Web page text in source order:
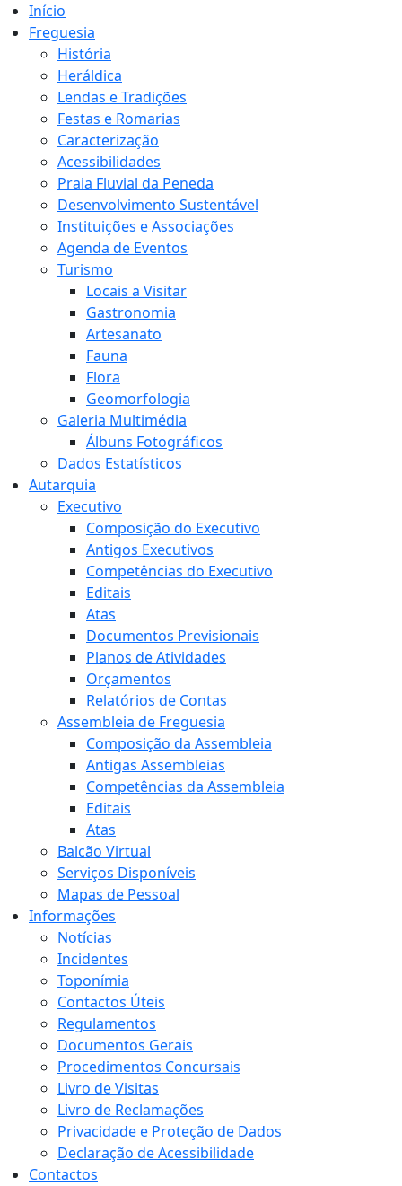
Início
Freguesia
História
Heráldica
Lendas e Tradições
Festas e Romarias
Caracterização
Acessibilidades
Praia Fluvial da Peneda
Desenvolvimento Sustentável
Instituições e Associações
Agenda de Eventos
Turismo
Locais a Visitar
Gastronomia
Artesanato
Fauna
Flora
Geomorfologia
Galeria Multimédia
Álbuns Fotográficos
Dados Estatísticos
Autarquia
Executivo
Composição do Executivo
Antigos Executivos
Competências do Executivo
Editais
Atas
Documentos Previsionais
Planos de Atividades
Orçamentos
Relatórios de Contas
Assembleia de Freguesia
Composição da Assembleia
Antigas Assembleias
Competências da Assembleia
Editais
Atas
Balcão Virtual
Serviços Disponíveis
Mapas de Pessoal
Informações
Notícias
Incidentes
Toponímia
Contactos Úteis
Regulamentos
Documentos Gerais
Procedimentos Concursais
Livro de Visitas
Livro de Reclamações
Privacidade e Proteção de Dados
Declaração de Acessibilidade
Contactos